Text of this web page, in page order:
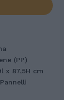
(PP)
x 87,5H cm